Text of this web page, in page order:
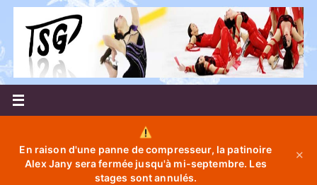
Passer
contenu
En raison d'une panne de compresseur, la patinoire
Alex Jany sera fermée jusqu'à mi-septembre. Les
stages sont annulés.
✕